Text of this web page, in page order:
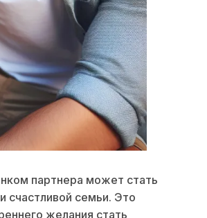
партнера может стать
счастливой семьи. Это
желания стать